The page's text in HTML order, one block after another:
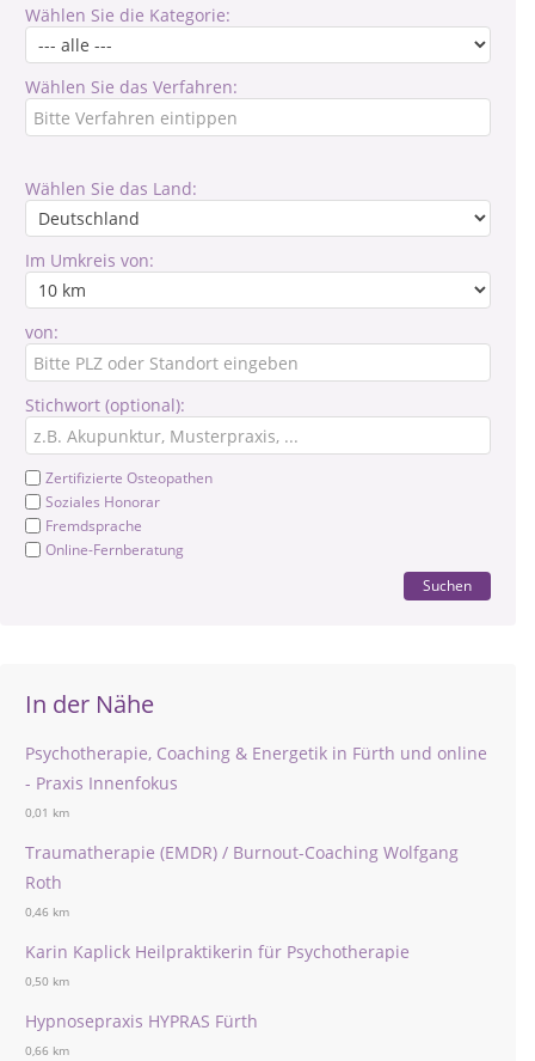
Wählen Sie die Kategorie:
Wählen Sie das Verfahren:
Wählen Sie das Land:
Im Umkreis von:
von:
Stichwort (optional):
Zertifizierte Osteopathen
Soziales Honorar
Fremdsprache
Online-Fernberatung
Suchen
In der Nähe
Psychotherapie, Coaching & Energetik in Fürth und online
- Praxis Innenfokus
0,01 km
Traumatherapie (EMDR) / Burnout-Coaching Wolfgang
Roth
0,46 km
Karin Kaplick Heilpraktikerin für Psychotherapie
0,50 km
Hypnosepraxis HYPRAS Fürth
0,66 km